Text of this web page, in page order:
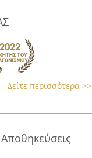
Δείτε περισσότερα >>